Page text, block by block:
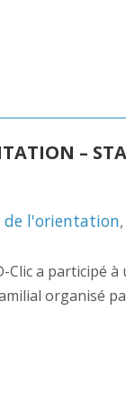
–
de l'orientation
Clic a participé
organisé